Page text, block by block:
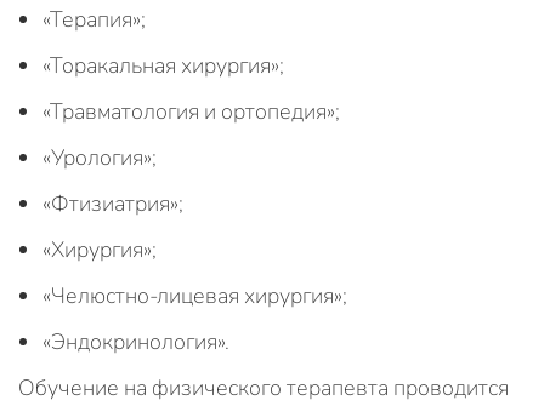
«Терапия»;
«Торакальная хирургия»;
«Травматология и ортопедия»;
«Урология»;
«Фтизиатрия»;
«Хирургия»;
«Челюстно-лицевая хирургия»;
«Эндокринология».
Обучение на физического терапевта проводится